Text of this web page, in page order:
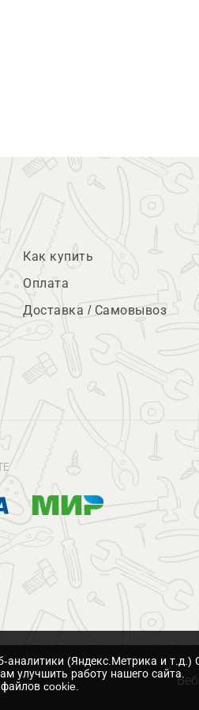
Как купить
Оплата
Доставка / Самовывоз
аналитики (Яндекс.Метрика и
улучшить работу нашего сайта.
cookie.